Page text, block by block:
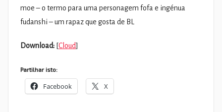
moe – o termo para uma personagem fofa e ingénua
fudanshi – um rapaz que gosta de BL
Download: [Cloud]
Partilhar isto:
Facebook X